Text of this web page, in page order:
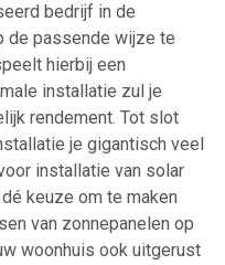
bedrijf in de
de passende wijze te
hierbij een
installatie zul je
rendement. Tot slot
je gigantisch veel
installatie van solar
keuze om te maken
van zonnepanelen op
woonhuis ook uitgerust